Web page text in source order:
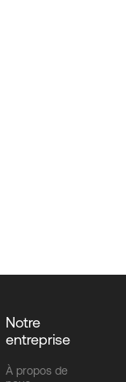
Notre
entreprise
À propos de